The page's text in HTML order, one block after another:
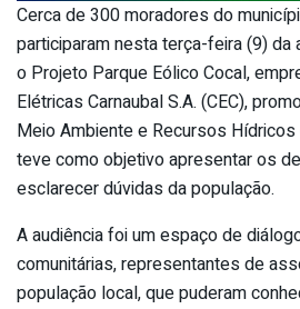
Cerca de 300 moradores do
participaram nesta terça-feira (9) da
o Projeto Parque Eólico Cocal,
Elétricas Carnaubal S.A. (CEC),
Meio Ambiente e Recursos
teve como objetivo apresentar os
esclarecer dúvidas da população.
A audiência foi um espaço de
comunitárias, representantes de
população local, que puderam